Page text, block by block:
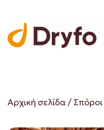
Αρχική σελίδα/Σπόροι